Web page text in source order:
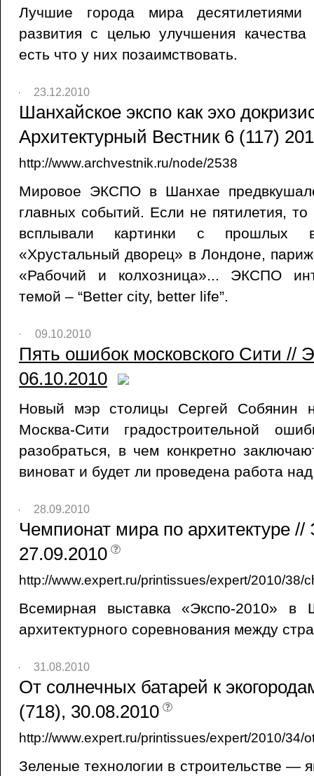
Лучшие города мира десятилетиями
развития с целью улучшения
есть что у них позаимствовать.
23.12.2010
Шанхайское экспо как эхо
Архитектурный Вестник 6 (117)
http://www.archvestnik.ru/node/2538
Мировое ЭКСПО в Шанхае
главных событий. Если не пятилетия,
всплывали картинки с прошлых
«Хрустальный дворец» в Лондоне,
«Рабочий и колхозница»... ЭКСПО
темой – “Better city, better life”.
09.10.2010
Пять ошибок московского Сити //
06.10.2010
Новый мэр столицы Сергей Собянин
Москва-Сити градостроительной
разобраться, в чем конкретно
виноват и будет ли проведена работа
28.09.2010
Чемпионат мира по архитектуре
27.09.2010
http://www.expert.ru/printissues/expert/2010/38/
Всемирная выставка «Экспо-2010» в
архитектурного соревнования между
31.08.2010
От солнечных батарей к
(718), 30.08.2010
http://www.expert.ru/printissues/expert/2010/
Зеленые технологии в строительстве —